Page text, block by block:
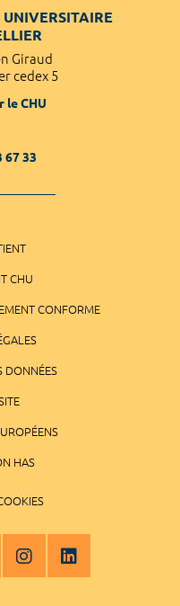
Giraud
cedex 5
le CHU
67 33
CHU
CONFORME
DONNÉES
HAS